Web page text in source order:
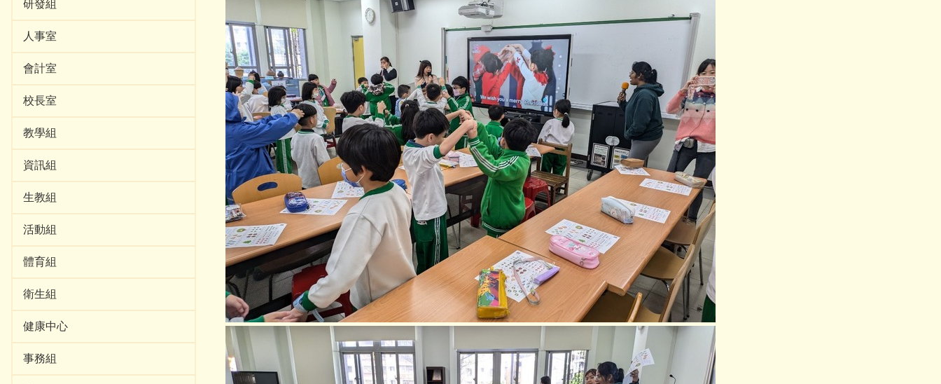
研發組
人事室
會計室
校長室
教學組
資訊組
生教組
活動組
體育組
衛生組
健康中心
事務組